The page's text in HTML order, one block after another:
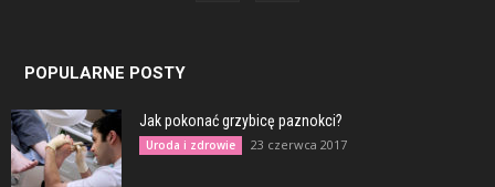
POPULARNE POSTY
Jak pokonać grzybicę paznokci?
Uroda i zdrowie 23 czerwca 2017